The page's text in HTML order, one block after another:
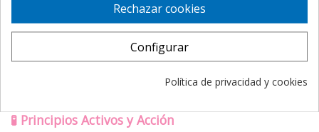
Su tecnología de costuras planas y
ausencia de etiquetas interiores previene rozaduras.
Tejido Hipoalergénico:El algodón natural cuida las pieles
con dermatitis o alta reactividad.
Su elasticidad permite que se adapte a
cualquier contorno sin apretar ni dejar marcas.
🧪 Principios Activos y Acción
Rechazar cookies
Configurar
Política de privacidad y cookies